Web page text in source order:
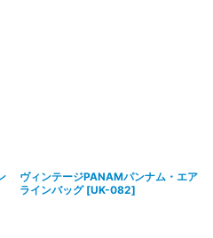
ヴィンテージPANAMパンナム・エア
ラインバッグ [UK-082]